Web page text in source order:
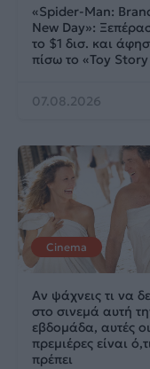
«Spider-Man:
New Day»:
το $1 δισ. και
πίσω το «Toy Story
07.08.2026
Cinema
Αν ψάχνεις τι να
στο σινεμά αυτή
εβδομάδα, αυτές
πρεμιέρες είναι
πρέπει